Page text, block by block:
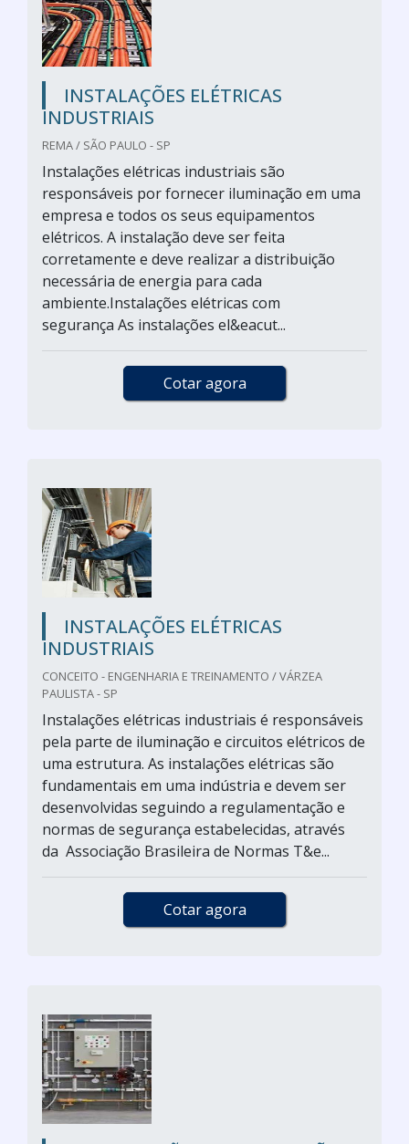
INSTALAÇÕES ELÉTRICAS
INDUSTRIAIS
REMA / SÃO PAULO - SP
Instalações elétricas industriais são
responsáveis por fornecer iluminação em uma
empresa e todos os seus equipamentos
elétricos. A instalação deve ser feita
corretamente e deve realizar a distribuição
necessária de energia para cada
ambiente.Instalações elétricas com
segurança As instalações el&eacut...
Cotar agora
INSTALAÇÕES ELÉTRICAS
INDUSTRIAIS
CONCEITO - ENGENHARIA E TREINAMENTO / VÁRZEA
PAULISTA - SP
Instalações elétricas industriais é responsáveis
pela parte de iluminação e circuitos elétricos de
uma estrutura. As instalações elétricas são
fundamentais em uma indústria e devem ser
desenvolvidas seguindo a regulamentação e
normas de segurança estabelecidas, através
da Associação Brasileira de Normas T&e...
Cotar agora